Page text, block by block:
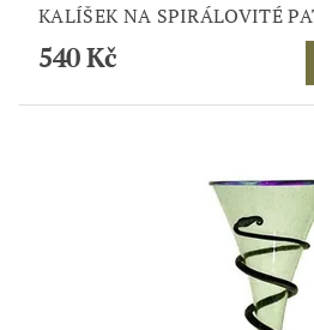
KALÍŠEK NA SPIRÁLOVITÉ
540 Kč